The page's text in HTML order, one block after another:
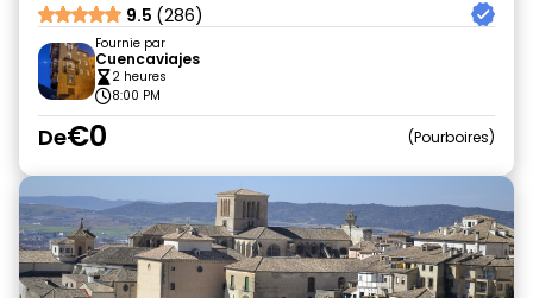
9.5 (286)
Fournie par
Cuencaviajes
2 heures
8:00 PM
De€0 Pourboires